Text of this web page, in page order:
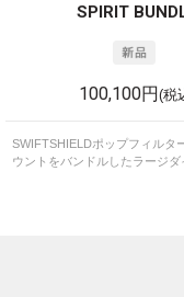
SPIRIT
100,100円(税
SWIFTSHIELDポップフィルタ
ウントをバンドルしたラージダ